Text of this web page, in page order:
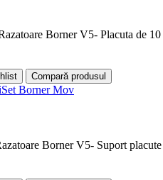
Borner V5- Placuta de
Compară produsul
Borner V5- Suport